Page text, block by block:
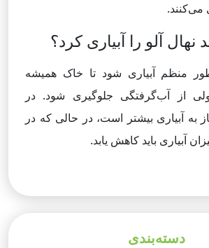
می‌کنند.
نهال آلو را آبیاری کرد؟
منظم آبیاری شود تا خاک همیشه
از آب‌گرفتگی جلوگیری شود. در
به آبیاری بیشتر است، در حالی که در
آبیاری باید کاهش یابد.
دسته‌بندی